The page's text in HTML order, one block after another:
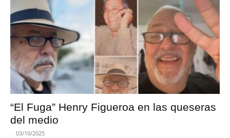
“El Fuga” Henry Figueroa en las queseras
del medio
- 03/10/2025